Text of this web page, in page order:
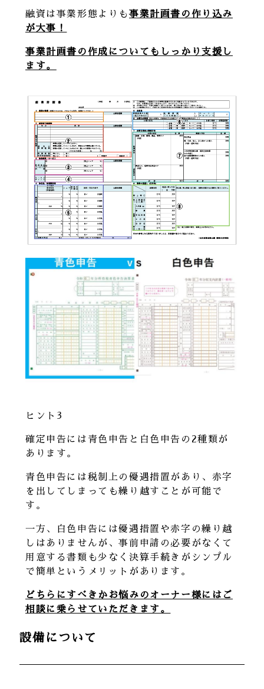
融資は事業形態よりも事業計画書の作り込み
が大事！
事業計画書の作成についてもしっかり支援し
ます。
ヒント3
確定申告には青色申告と白色申告の2種類が
あります。
青色申告には税制上の優遇措置があり、赤字
を出してしまっても繰り越すことが可能で
す。
一方、白色申告には優遇措置や赤字の繰り越
しはありませんが、事前申請の必要がなくて
用意する書類も少なく決算手続きがシンプル
で簡単というメリットがあります。
どちらにすべきかお悩みのオーナー様にはご
相談に乗らせていただきます。
設備について